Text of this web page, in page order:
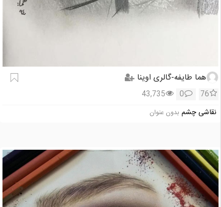
هما طایفه-گالری اوینا
76
0
43,735
نقاشی چشم بدون عنوان